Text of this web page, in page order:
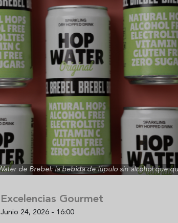
de Brebel: la bebida de lúpulo sin alcohol que
Gourmet
24, 2026 - 16:00